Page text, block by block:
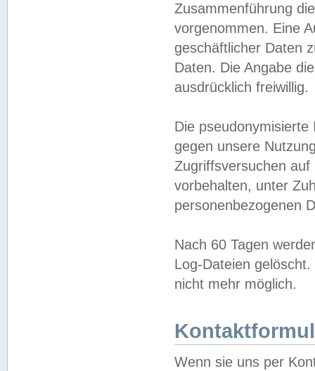
Zusammenführung
vorgenommen. Eine
geschäftlicher Daten
Daten. Die Angabe
ausdrücklich freiwillig.
Die
gegen unsere
Zugriffsversuchen
vorbehalten, unter
personenbezogenen
Nach 60 Tagen
Log-Dateien
nicht mehr möglich.
Wenn sie uns per